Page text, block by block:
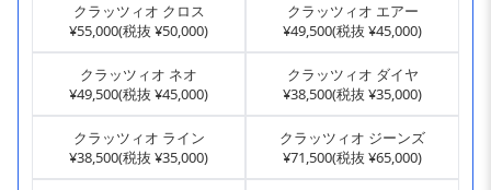
クラッツィオ クロス
¥55,000(税抜 ¥50,000)
クラッツィオ エアー
¥49,500(税抜 ¥45,000)
クラッツィオ ネオ
¥49,500(税抜 ¥45,000)
クラッツィオ ダイヤ
¥38,500(税抜 ¥35,000)
クラッツィオ ライン
¥38,500(税抜 ¥35,000)
クラッツィオ ジーンズ
¥71,500(税抜 ¥65,000)